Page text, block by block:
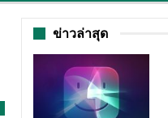
ข่าวล่าสุด